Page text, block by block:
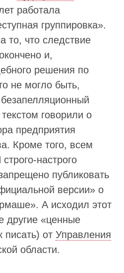
работала
группировка».
то, что следствие
и,
решения по
не могло быть,
говорили о
предприятия
Кроме того, всем
настрого
публиковать
версии» о
А исходил этот
другие «ценные
писать) от Управления
области.